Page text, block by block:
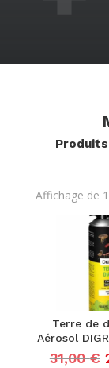
Affichage de
Terre de
Aérosol
31,00€